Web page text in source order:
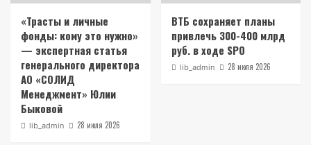
«Трасты и личные
фонды: кому это нужно»
— экспертная статья
генерального директора
АО «СОЛИД
Менеджмент» Юлии
Быковой
lib_admin 28 июля 2026
ВТБ сохраняет планы
привлечь 300-400 млрд
руб. в ходе SPO
lib_admin 28 июля 2026